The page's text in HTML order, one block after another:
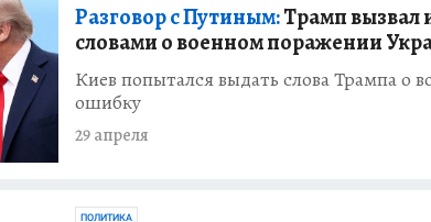
Разговор с Путиным:Трамп вызвал
словами о военном поражении
Киев попытался выдать слова Трампа о
ошибку
29 апреля
ПОЛИТИКА